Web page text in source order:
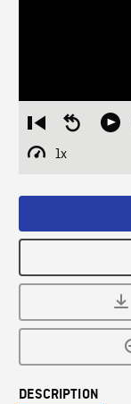
Restart
from
beginning
Seek
1x
Playback
DESCRIPTION